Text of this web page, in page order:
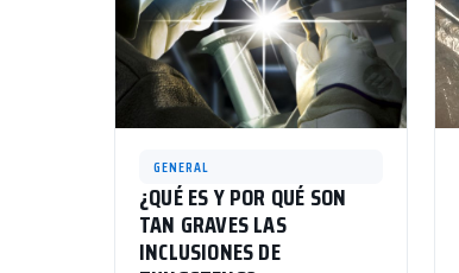
GENERAL
¿QUÉ ES Y POR QUÉ SON
TAN GRAVES LAS
INCLUSIONES DE